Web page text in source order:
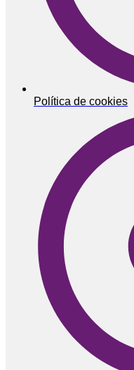
Política de cookies